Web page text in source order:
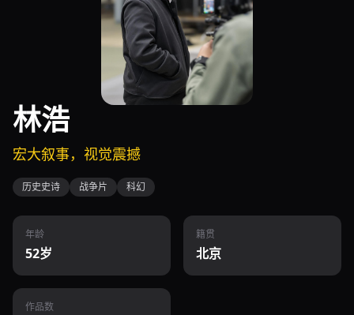
林浩
宏大叙事，视觉震撼
历史史诗 战争片 科幻
年龄
52岁
籍贯
北京
作品数